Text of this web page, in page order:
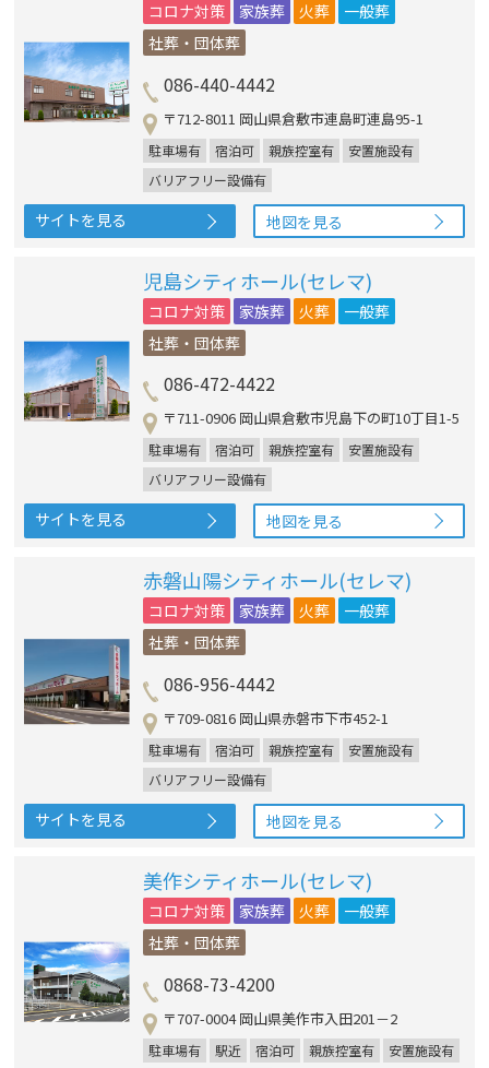
コロナ対策 家族葬 火葬
一般葬
社葬・団体葬
086-440-4442
〒712-8011 岡山県倉敷市連島町連島95-1
駐車場有 宿泊可 親族控室有
安置施設有
バリアフリー設備有
サイトを見る 地図を見る
児島シティホール(セレマ)
コロナ対策 家族葬 火葬
一般葬
社葬・団体葬
086-472-4422
〒711-0906 岡山県倉敷市児島下の町10丁目1-5
駐車場有 宿泊可 親族控室有
安置施設有
バリアフリー設備有
サイトを見る 地図を見る
赤磐山陽シティホール(セレマ)
コロナ対策 家族葬 火葬
一般葬
社葬・団体葬
086-956-4442
〒709-0816 岡山県赤磐市下市452-1
駐車場有 宿泊可 親族控室有
安置施設有
バリアフリー設備有
サイトを見る 地図を見る
美作シティホール(セレマ)
コロナ対策 家族葬 火葬
一般葬
社葬・団体葬
0868-73-4200
〒707-0004 岡山県美作市入田201－2
駐車場有 駅近 宿泊可 親族控室有
安置施設有